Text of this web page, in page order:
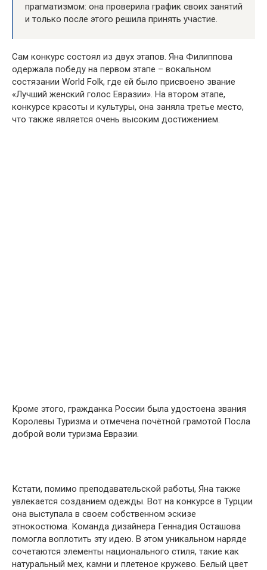
прагматизмом: она проверила график своих занятий
и только после этого решила принять участие.
Сам конкурс состоял из двух этапов. Яна Филиппова
одержала победу на первом этапе – вокальном
состязании World Folk, где ей было присвоено звание
«Лучший женский голос Евразии». На втором этапе,
конкурсе красоты и культуры, она заняла третье место,
что также является очень высоким достижением.
Кроме этого, гражданка России была удостоена звания
Королевы Туризма и отмечена почётной грамотой Посла
доброй воли туризма Евразии.
Кстати, помимо преподавательской работы, Яна также
увлекается созданием одежды. Вот на конкурсе в Турции
она выступала в своем собственном эскизе
этнокостюма. Команда дизайнера Геннадия Осташова
помогла воплотить эту идею. В этом уникальном наряде
сочетаются элементы национального стиля, такие как
натуральный мех, камни и плетеное кружево. Белый цвет